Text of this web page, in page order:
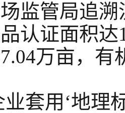
监管局追
认证面积
万亩，有
业套用‘地理